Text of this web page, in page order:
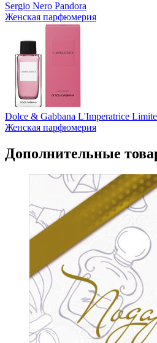
Sergio Nero Pandora
Женская парфюмерия
Dolce & Gabbana L'Imperatrice
Женская парфюмерия
Дополнительные